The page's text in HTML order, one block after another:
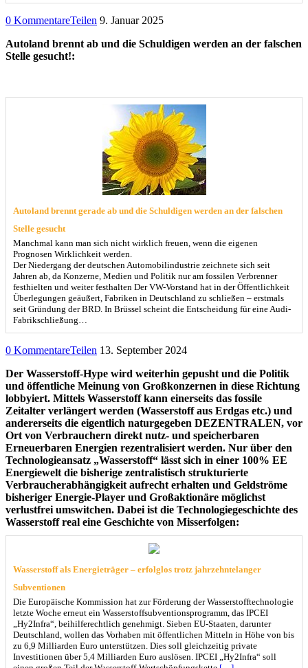
0 KommentareTeilen 9. Januar 2025
Autoland brennt ab und die Schuldigen werden an der falschen
Stelle gesucht!:
Autoland brennt gerade ab und die Schuldigen werden an der falschen
Stelle gesucht
Manchmal kann man sich nicht wirklich freuen, wenn die eigenen
Prognosen Wirklichkeit werden.
Der Niedergang der deutschen Automobilindustrie zeichnete sich seit
Jahren ab, da Konzerne, Medien und Politik nur am fossilen Verbrenner
festhielten und weiter festhalten Der VW-Vorstand hat in der Öffentlichkeit
Überlegungen geäußert, Fabriken in Deutschland zu schließen – erstmals
seit Gründung der BRD. In Brüssel scheint die Entscheidung für eine Audi-
Fabrikschließung…
0 KommentareTeilen 13. September 2024
Der Wasserstoff-Hype wird weiterhin gepusht und die Politik
und öffentliche Meinung von Großkonzernen in diese Richtung
lobbyiert. Mittels Wasserstoff kann einerseits das fossile
Zeitalter verlängert werden (Wasserstoff aus Erdgas etc.) und
andererseits die eigentlich naturgegeben DEZENTRALEN, vor
Ort von Verbrauchern direkt nutz- und speicherbaren
Erneuerbaren Energien rezentralisiert werden. Nur über den
Technologieansatz „Wasserstoff“ lässt sich in einer 100% EE
Energiewelt die bisherige zentralistisch strukturierte
Verbraucherabhängigkeit aufrecht erhalten und Geldströme
bisheriger Energie-Player und Großaktionäre möglichst
verlustfrei umswitchen. Dabei ist die Technologiegeschichte des
Wasserstoff real eine Geschichte von Misserfolgen:
Wasserstoff als Energieträger – erfolglos trotz jahrzehntelanger
Subventionen
Die Europäische Kommission hat zur Förderung der Wasserstofftechnologie
letzte Woche erneut ein Wasserstoffsubventionsprogramm, das IPCEI
„Hy2Infra“, beihilferechtlich genehmigt. Sieben EU-Staaten, darunter
Deutschland, wollen das Vorhaben mit öffentlichen Mitteln in Höhe von bis
zu 6,9 Milliarden Euro unterstützen. Dies soll gleichzeitig private
Investitionen über 5,4 Milliarden Euro auslösen. IPCEI „Hy2Infra“ soll